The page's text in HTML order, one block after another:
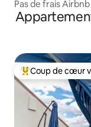
Pas de frais
EV!
Coup de cœur
Coup de cœur